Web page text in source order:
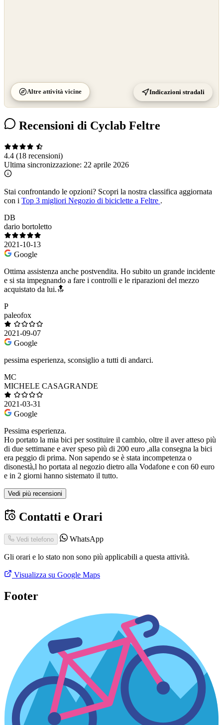
Altre attività vicine Indicazioni stradali
Recensioni di Cyclab Feltre
4.4 (18 recensioni)
Ultima sincronizzazione: 22 aprile 2026
Stai confrontando le opzioni? Scopri la nostra classifica aggiornata
con i Top 3 migliori Negozio di biciclette a Feltre .
DB
dario bortoletto
2021-10-13
Google
Ottima assistenza anche postvendita. Ho subito un grande incidente
e si sta impegnando a fare i controlli e le riparazioni del mezzo
acquistato da lui.🔝
P
paleofox
2021-09-07
Google
pessima esperienza, sconsiglio a tutti di andarci.
MC
MICHELE CASAGRANDE
2021-03-31
Google
Pessima esperienza.
Ho portato la mia bici per sostituire il cambio, oltre il aver atteso più
di due settimane e aver speso più di 200 euro ,alla consegna la bici
era peggio di prima. Non sapendo se è stata incompetenza o
disonestà,l ho portata al negozio dietro alla Vodafone e con 60 euro
e in 2 giorni hanno sistemato il tutto.
Vedi più recensioni
Contatti e Orari
Vedi telefono WhatsApp
Gli orari e lo stato non sono più applicabili a questa attività.
Visualizza su Google Maps
Footer